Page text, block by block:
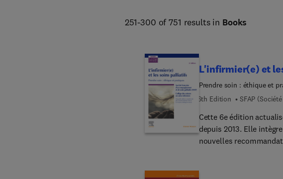
251-300 of 751 results in Books
L'infirmier(e) et
Prendre soin : éthique et
6th Edition
SFAP
Cette 6e édition
depuis 2013. Elle
nouvelles
l’ancrage éthique et,